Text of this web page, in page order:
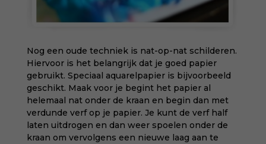
Nog een oude techniek is nat-op-nat schilderen.
Hiervoor is het belangrijk dat je goed papier
gebruikt. Speciaal aquarelpapier is bijvoorbeeld
geschikt. Maak voor je begint het papier al
helemaal nat onder de kraan en begin dan met
verdunde verf op je papier. Je kunt de verf half
laten uitdrogen en dan weer spoelen onder de
kraan om vervolgens een nieuwe laag aan te